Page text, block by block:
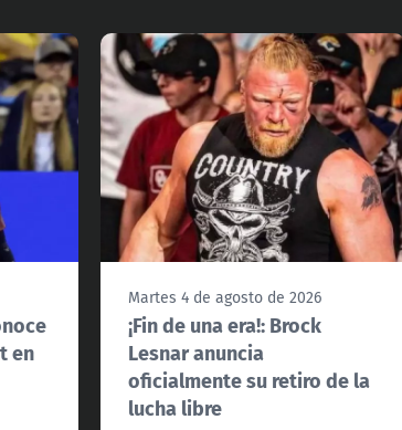
en
Martes 4 de agosto de 2026
¡Fin de una era!: Brock
Lesnar anuncia
oficialmente su retiro de la
lucha libre